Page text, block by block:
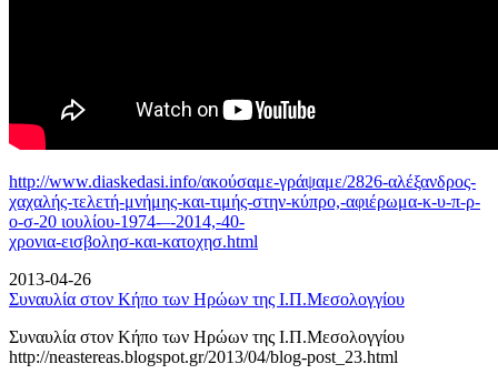
http://www.diaskedasi.info/ακούσαμε-γράψαμε/2826-αλέξανδρος-
χαχαλής-τελετή-μνήμης-και-τιμής-στην-κύπρο,-αφιέρωμα-κ-υ-π-ρ-
ο-σ-20 ιουλίου-1974-–-2014,-40-
χρονια-εισβολησ-και-κατοχησ.html
2013-04-26
Συναυλία στον Κήπο των Ηρώων της Ι.Π.Μεσολογγίου
Συναυλία στον Κήπο των Ηρώων της Ι.Π.Μεσολογγίου
http://neastereas.blogspot.gr/2013/04/blog-post_23.html